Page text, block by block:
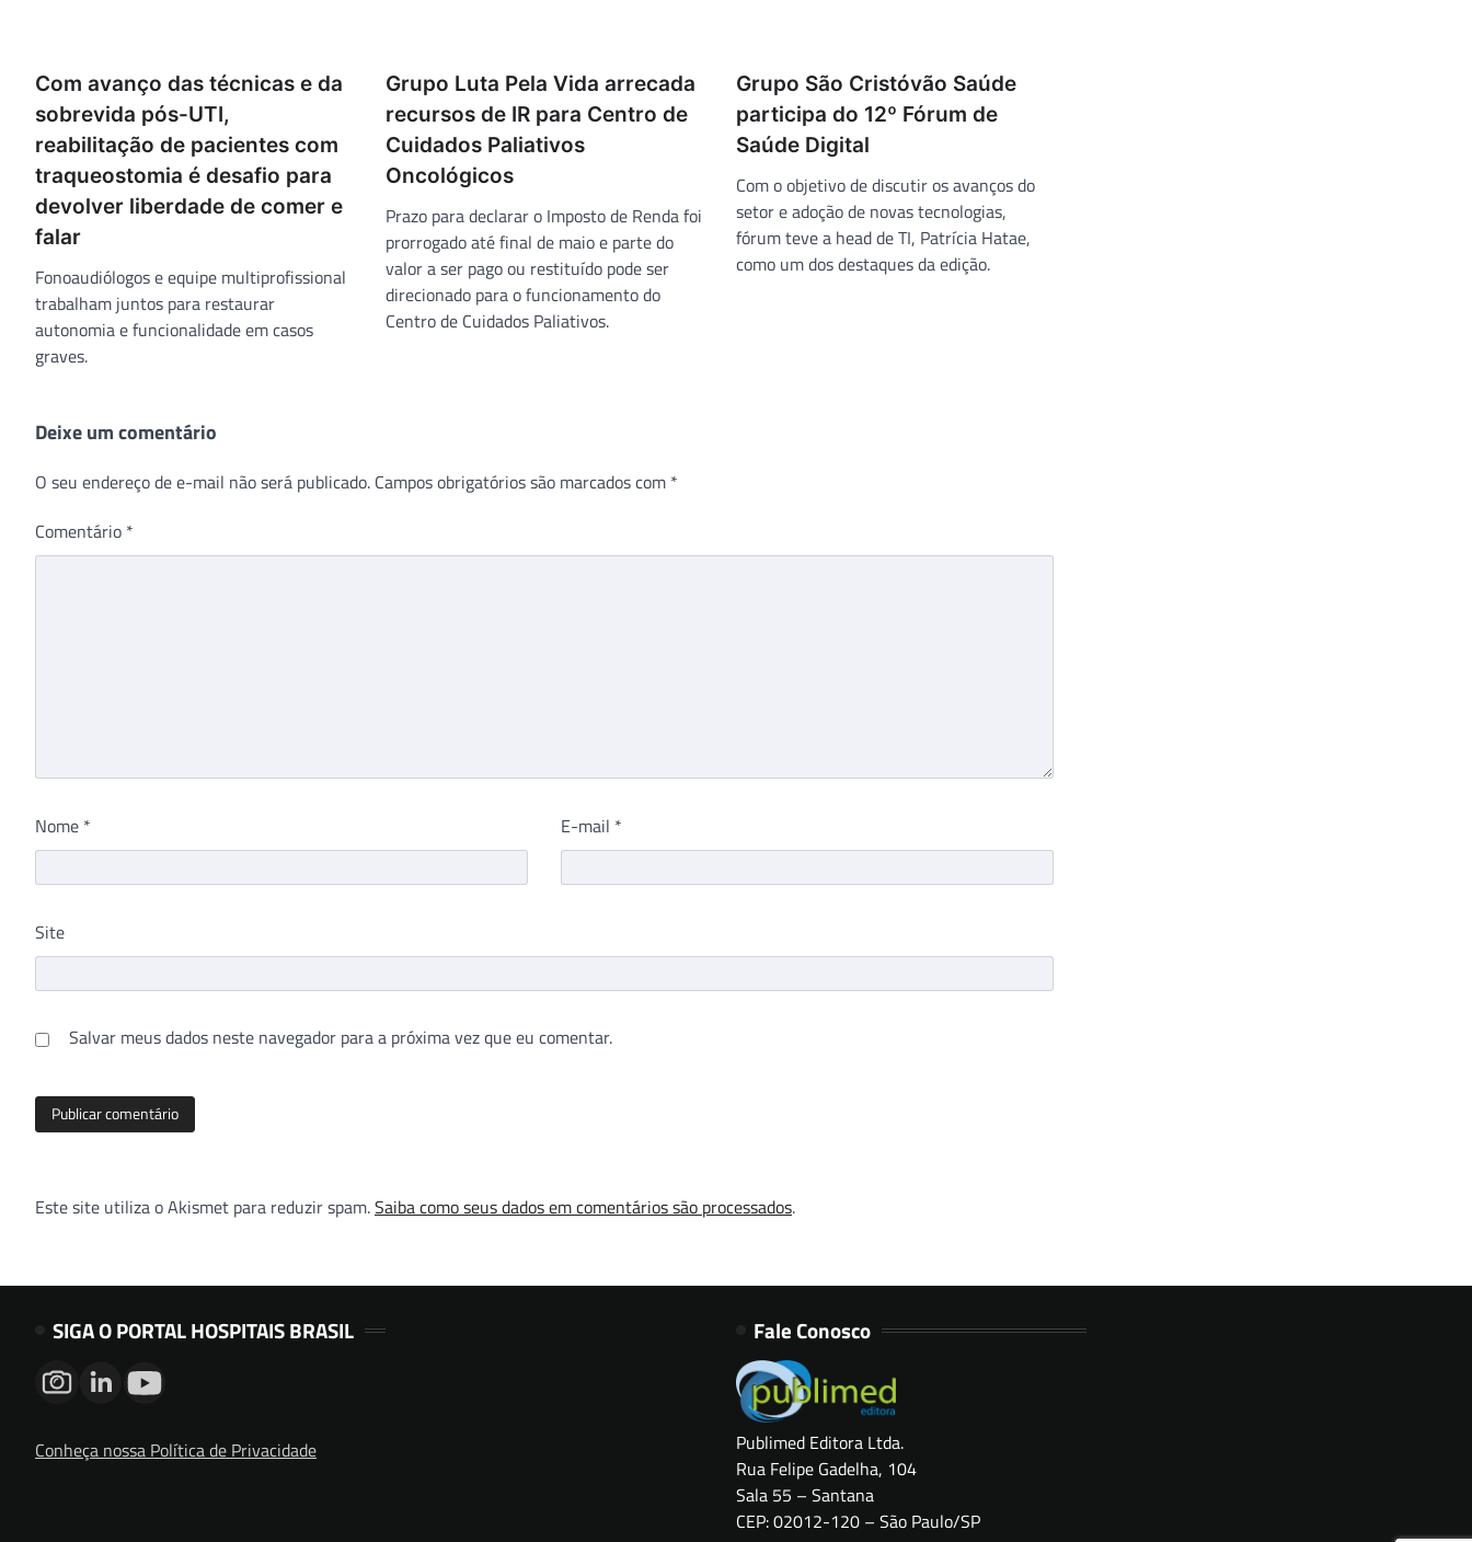
Com avanço das técnicas e da
sobrevida pós-UTI,
reabilitação de pacientes com
traqueostomia é desafio para
devolver liberdade de comer e
falar
Fonoaudiólogos e equipe multiprofissional
trabalham juntos para restaurar
autonomia e funcionalidade em casos
graves.
Grupo Luta Pela Vida arrecada
recursos de IR para Centro de
Cuidados Paliativos
Oncológicos
Prazo para declarar o Imposto de Renda foi
prorrogado até final de maio e parte do
valor a ser pago ou restituído pode ser
direcionado para o funcionamento do
Centro de Cuidados Paliativos.
Grupo São Cristóvão Saúde
participa do 12º Fórum de
Saúde Digital
Com o objetivo de discutir os avanços do
setor e adoção de novas tecnologias,
fórum teve a head de TI, Patrícia Hatae,
como um dos destaques da edição.
Deixe um comentário
O seu endereço de e-mail não será publicado. Campos obrigatórios são marcados com *
Comentário *
Nome * E-mail *
Site
Salvar meus dados neste navegador para a próxima vez que eu comentar.
Este site utiliza o Akismet para reduzir spam.Saiba como seus dados em comentários são processados.
SIGA O PORTAL HOSPITAIS BRASIL
Conheça nossa Política de Privacidade
Fale Conosco
Publimed Editora Ltda.
Rua Felipe Gadelha, 104
Sala 55 – Santana
CEP: 02012-120 – São Paulo/SP